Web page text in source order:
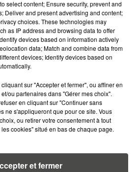
L'ACTU DE LA RÉGION ET
INFOS DE LA RÉDACTION
RCA
select content; Ensure security, prevent and
Deliver and present advertising and content;
choices. These technologies may
as IP address and browsing data to offer
devices based on information actively
data; Match and combine data from
devices; Identify devices based on
sur "Accepter et fermer", ou affiner en
ou partenaires dans "Gérer mes choix".
en cliquant sur "Continuer sans
ne s'appliqueront que pour ce site. Vous
ou retirer votre consentement à tout
cookies" situé en bas de chaque page.
et fermer